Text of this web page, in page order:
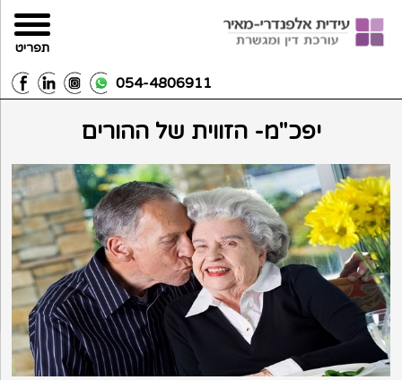
054-4806911
יפכ"מ- הזווית של ההורים
תפריט